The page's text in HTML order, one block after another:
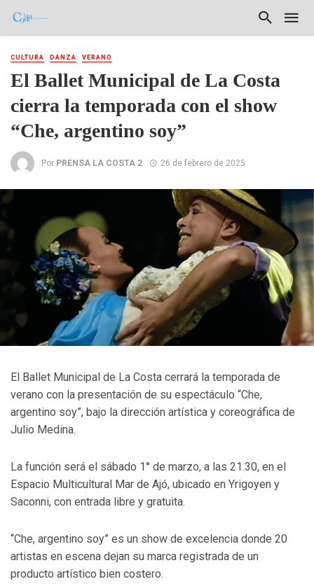
CULTURA DANZA VERANO
El Ballet Municipal de La Costa
cierra la temporada con el show
“Che, argentino soy”
Por PRENSA LA COSTA 2 26 de febrero de 2025
El Ballet Municipal de La Costa cerrará la temporada de
verano con la presentación de su espectáculo “Che,
argentino soy”, bajo la dirección artística y coreográfica de
Julio Medina.
La función será el sábado 1° de marzo, a las 21.30, en el
Espacio Multicultural Mar de Ajó, ubicado en Yrigoyen y
Saconni, con entrada libre y gratuita.
“Che, argentino soy” es un show de excelencia donde 20
artistas en escena dejan su marca registrada de un
producto artístico bien costero.